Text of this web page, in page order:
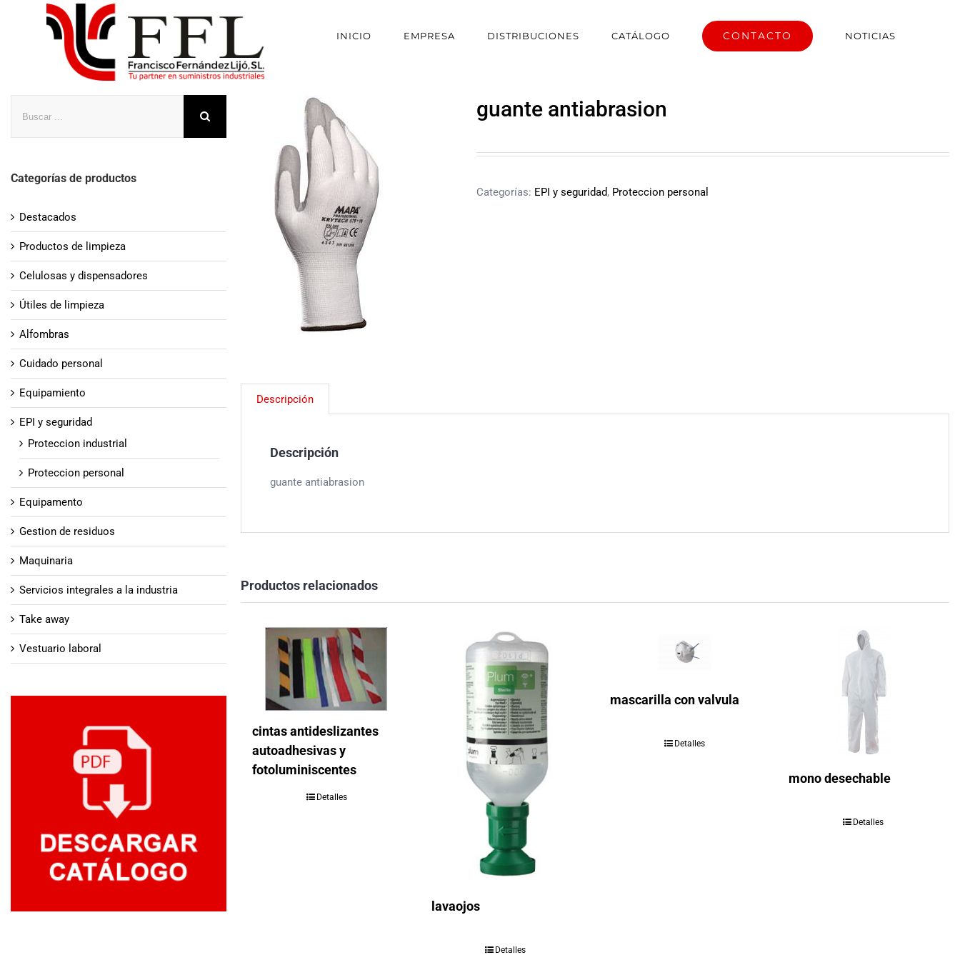
INICIO EMPRESA DISTRIBUCIONES CATÁLOGO CONTACTO NOTICIAS
guante antiabrasion
Categorías: EPI y seguridad, Proteccion personal
Descripción
Descripción
guante antiabrasion
Productos relacionados
cintas antideslizantes
autoadhesivas y
fotoluminiscentes
Detalles
lavaojos
Detalles
mascarilla con valvula
Detalles
mono desechable
Detalles
Categorías de productos
Destacados
Productos de limpieza
Celulosas y dispensadores
Útiles de limpieza
Alfombras
Cuidado personal
Equipamiento
EPI y seguridad
Proteccion industrial
Proteccion personal
Equipamento
Gestion de residuos
Maquinaria
Servicios integrales a la industria
Take away
Vestuario laboral